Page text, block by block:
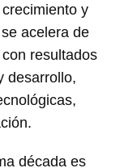
y
acelera de
resultados
desarrollo,
década es